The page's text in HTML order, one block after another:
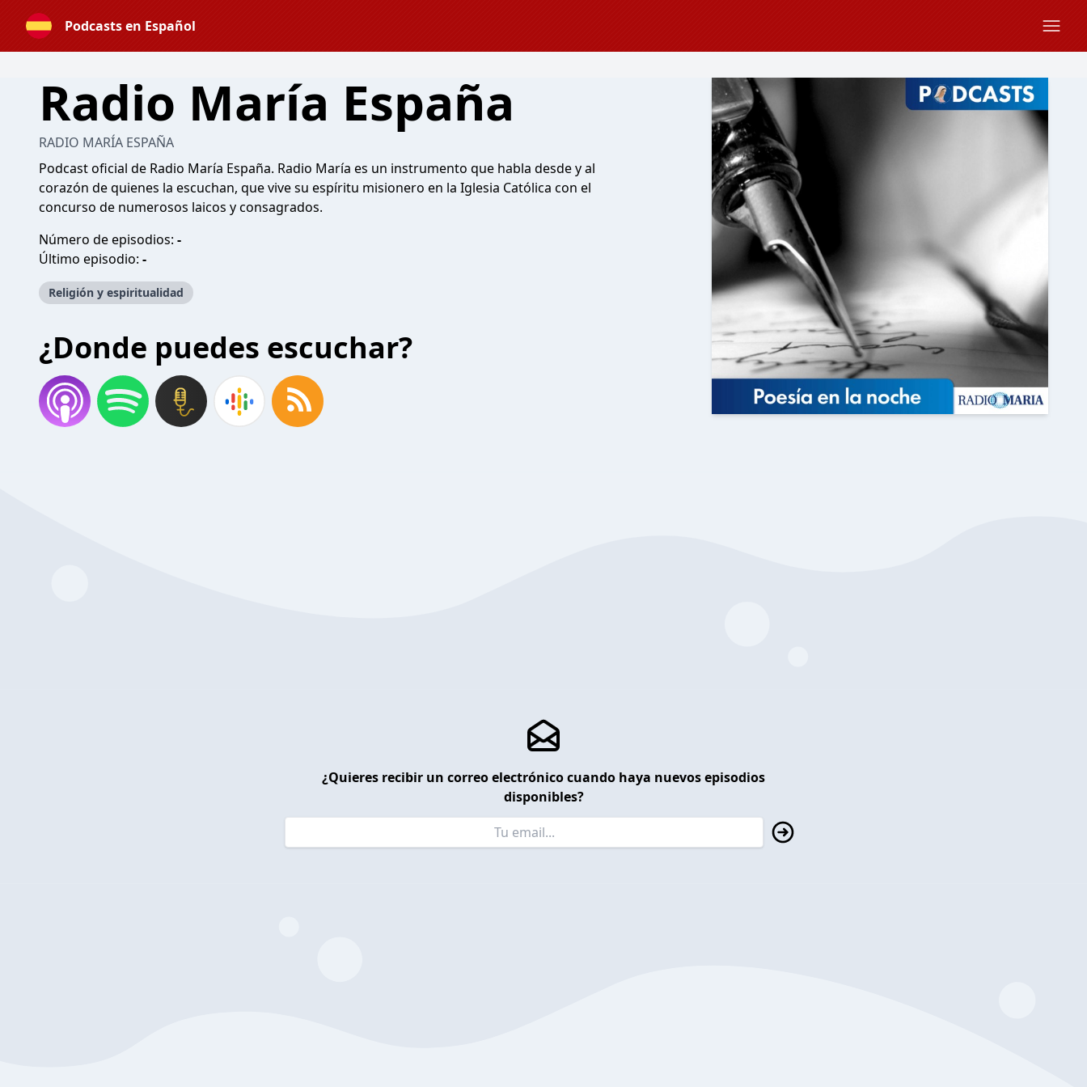
Podcasts en Español
Radio María España
RADIO MARÍA ESPAÑA
Podcast oficial de Radio María España. Radio María es un instrumento que habla desde y al
corazón de quienes la escuchan, que vive su espíritu misionero en la Iglesia Católica con el
concurso de numerosos laicos y consagrados.
Número de episodios: -
Último episodio: -
Religión y espiritualidad
¿Donde puedes escuchar?
¿Quieres recibir un correo electrónico cuando haya nuevos episodios
disponibles?